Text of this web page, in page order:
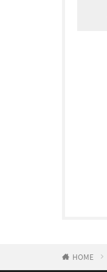
HOME